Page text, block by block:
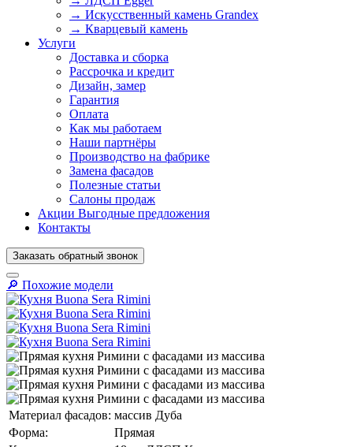
→ Искусственный камень Grandex
→ Кварцевый камень
Услуги
Доставка и сборка
Рассрочка и кредит
Дизайн, замер
Гарантия
Оплата
Как мы работаем
Наши партнёры
Производство на фабрике
Замена фасадов
Полезные статьи
Салоны продаж
Акции Выгодные предложения
Контакты
Заказать обратный звонок
🔎︎ Похожие модели
Материал фасадов: массив Дуба
Форма:
Прямая